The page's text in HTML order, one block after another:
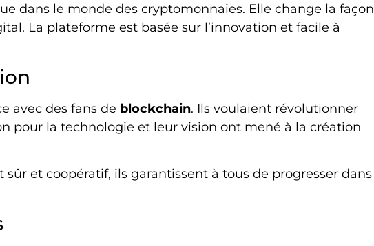
dans le monde des cryptomonnaies. Elle change la façon
La plateforme est basée sur l’innovation et facile à
avec des fans de blockchain. Ils voulaient révolutionner
pour la technologie et leur vision ont mené à la création
et coopératif, ils garantissent à tous de progresser dans